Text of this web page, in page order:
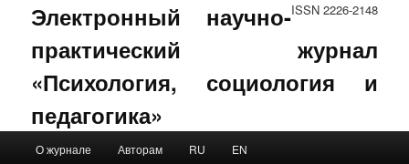
ISSN 2226-2148
Электронный научно-
практический журнал
«Психология, социология и
педагогика»
Skip to primary content
Skip to secondary content
О журнале Авторам RU EN